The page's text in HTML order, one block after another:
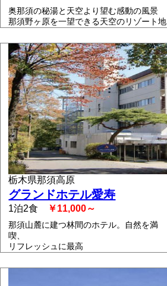
奥那須の秘湯と天空より望む感動の風景
那須野ヶ原を一望できる天空のリゾート地
栃木県那須高原
グランドホテル愛寿
1泊2食 ￥11,000～
那須山麓に建つ林間のホテル。自然を満
喫、
リフレッシュに最高